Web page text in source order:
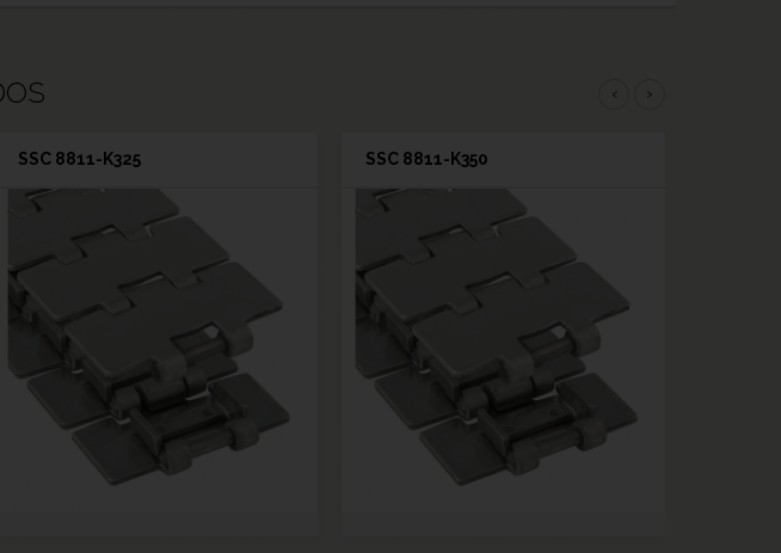
‹ ›
SSC 8811-K325 SSC 8811-K350